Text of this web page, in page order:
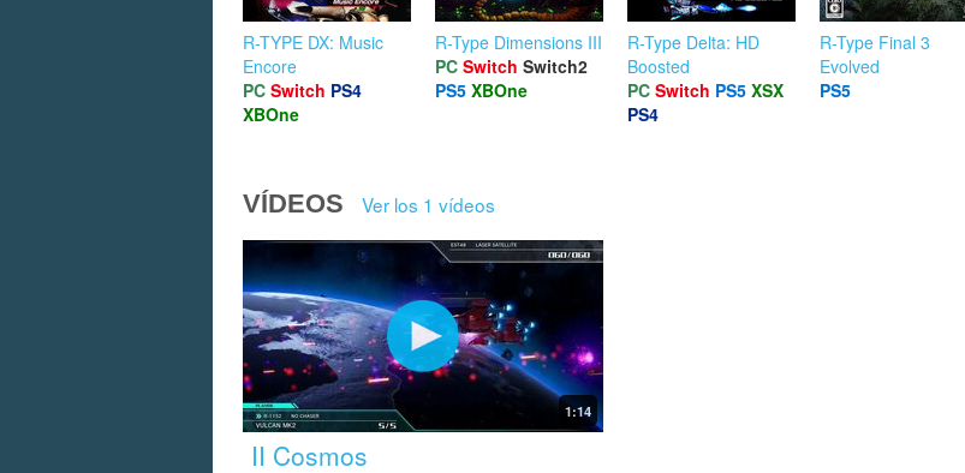
R-TYPE DX: Music
Encore
PC Switch PS4
XBOne
R-Type Dimensions III
PC Switch Switch2
PS5 XBOne
R-Type Delta: HD
Boosted
PC Switch PS5 XSX
PS4
R-Type Final 3
Evolved
PS5
VÍDEOS Ver los 1 vídeos
1:14
II Cosmos